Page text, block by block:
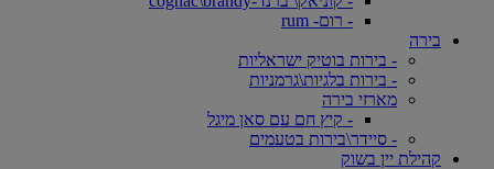
- רום- rum
בירה
- בירות בוטיק ישראליות
- בירות בלגיות\גרמניות
מארזי בירה
- קיץ חם עם סאן מיגל
- סיידר\בירות בטעמים
קהילת יין בשוק